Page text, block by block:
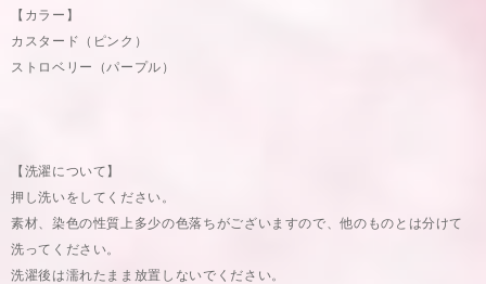
【カラー】
カスタード（ピンク）
ストロベリー（パープル）
【洗濯について】
押し洗いをしてください。
素材、染色の性質上多少の色落ちがございますので、他のものとは分けて
洗ってください。
洗濯後は濡れたまま放置しないでください。